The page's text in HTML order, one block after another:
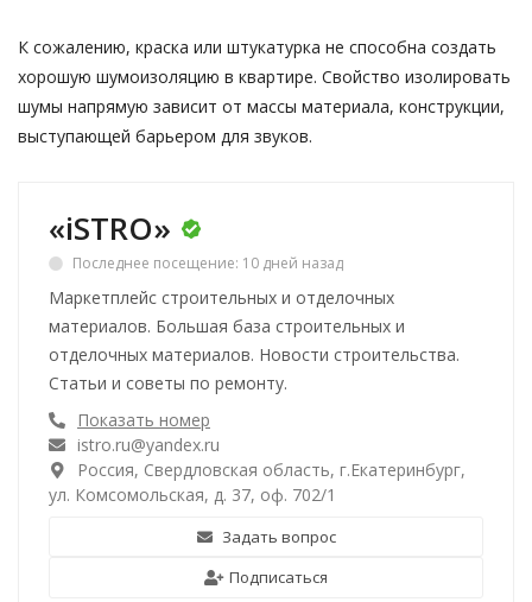
К сожалению, краска или штукатурка не способна создать
хорошую шумоизоляцию в квартире. Свойство изолировать
шумы напрямую зависит от массы материала, конструкции,
выступающей барьером для звуков.
«iSTRO»
Последнее посещение: 10 дней назад
Маркетплейс строительных и отделочных
материалов. Большая база строительных и
отделочных материалов. Новости строительства.
Статьи и советы по ремонту.
Показать номер
istro.ru@yandex.ru
Россия, Свердловская область, г.Екатеринбург,
ул. Комсомольская, д. 37, оф. 702/1
Задать вопрос
Подписаться